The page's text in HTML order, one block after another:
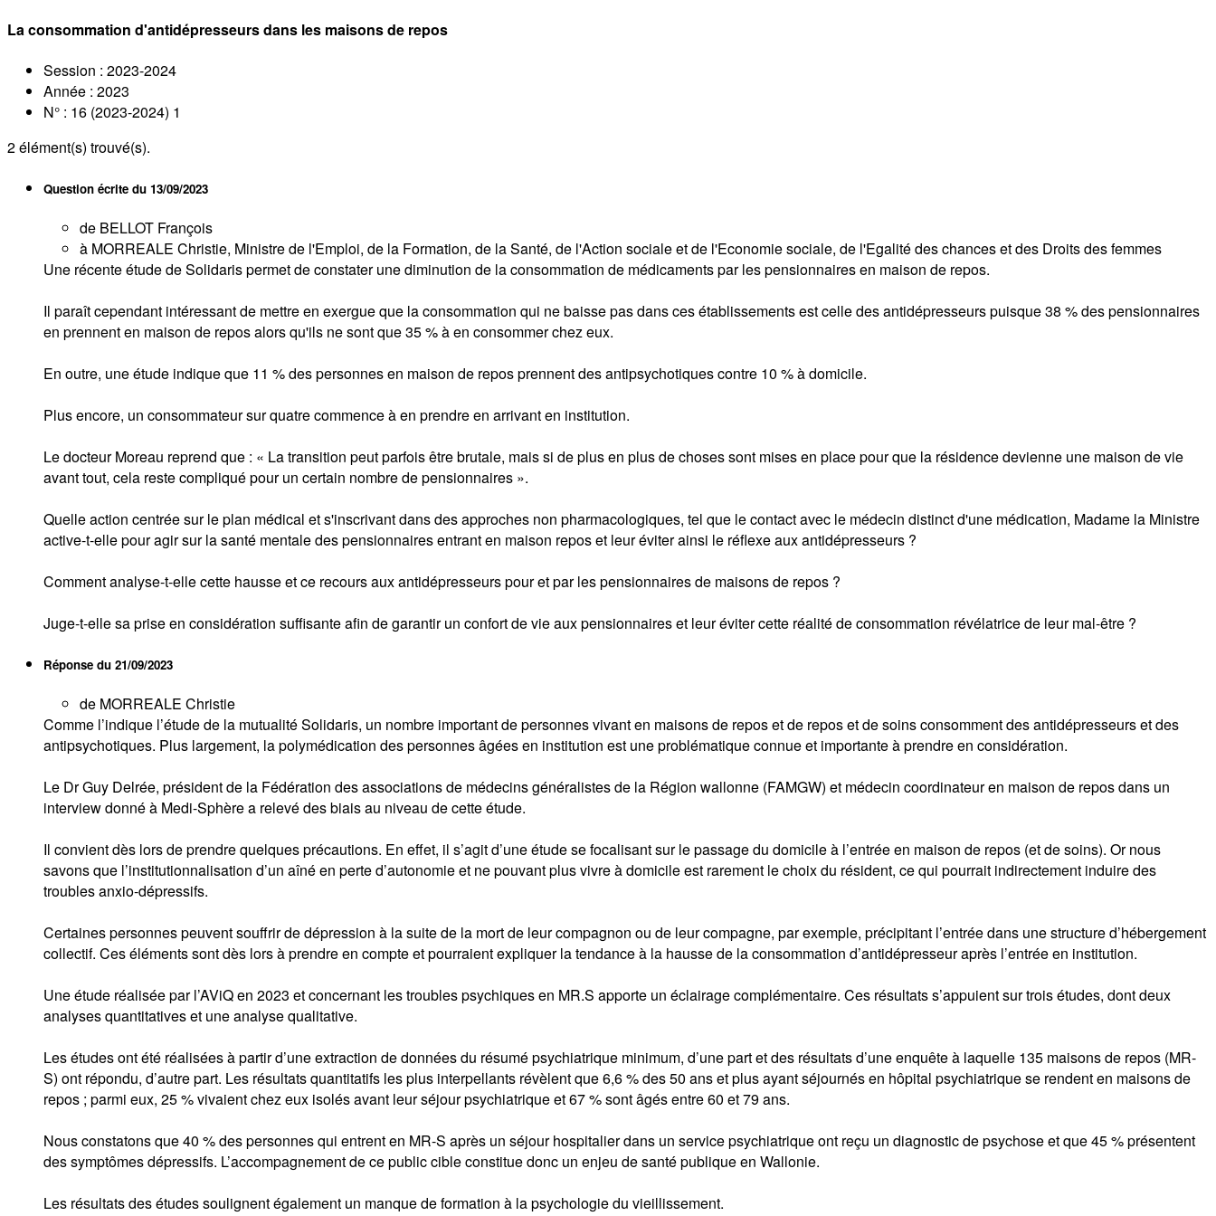
La consommation d'antidépresseurs dans les maisons de repos
Session : 2023-2024
Année : 2023
N° : 16 (2023-2024) 1
2élément(s) trouvé(s).
Question écrite du 13/09/2023
de BELLOT François
à MORREALE Christie, Ministre de l'Emploi, de la Formation, de la Santé, de l'Action sociale et de l'Economie sociale, de l'Egalité des chances et des Droits des femmes
Une récente étude de Solidaris permet de constater une diminution de la consommation de médicaments par les pensionnaires en maison de repos.
Il paraît cependant intéressant de mettre en exergue que la consommation qui ne baisse pas dans ces établissements est celle des antidépresseurs puisque 38 % des pensionnaires
en prennent en maison de repos alors qu'ils ne sont que 35 % à en consommer chez eux.
En outre, une étude indique que 11 % des personnes en maison de repos prennent des antipsychotiques contre 10 % à domicile.
Plus encore, un consommateur sur quatre commence à en prendre en arrivant en institution.
Le docteur Moreau reprend que : « La transition peut parfois être brutale, mais si de plus en plus de choses sont mises en place pour que la résidence devienne une maison de vie
avant tout, cela reste compliqué pour un certain nombre de pensionnaires ».
Quelle action centrée sur le plan médical et s'inscrivant dans des approches non pharmacologiques, tel que le contact avec le médecin distinct d'une médication, Madame la Ministre
active-t-elle pour agir sur la santé mentale des pensionnaires entrant en maison repos et leur éviter ainsi le réflexe aux antidépresseurs ?
Comment analyse-t-elle cette hausse et ce recours aux antidépresseurs pour et par les pensionnaires de maisons de repos ?
Juge-t-elle sa prise en considération suffisante afin de garantir un confort de vie aux pensionnaires et leur éviter cette réalité de consommation révélatrice de leur mal-être ?
Réponse du 21/09/2023
de MORREALE Christie
Comme l’indique l’étude de la mutualité Solidaris, un nombre important de personnes vivant en maisons de repos et de repos et de soins consomment des antidépresseurs et des
antipsychotiques. Plus largement, la polymédication des personnes âgées en institution est une problématique connue et importante à prendre en considération.
Le Dr Guy Delrée, président de la Fédération des associations de médecins généralistes de la Région wallonne (FAMGW) et médecin coordinateur en maison de repos dans un
interview donné à Medi-Sphère a relevé des biais au niveau de cette étude.
Il convient dès lors de prendre quelques précautions. En effet, il s’agit d’une étude se focalisant sur le passage du domicile à l’entrée en maison de repos (et de soins). Or nous
savons que l’institutionnalisation d’un aîné en perte d’autonomie et ne pouvant plus vivre à domicile est rarement le choix du résident, ce qui pourrait indirectement induire des
troubles anxio-dépressifs.
Certaines personnes peuvent souffrir de dépression à la suite de la mort de leur compagnon ou de leur compagne, par exemple, précipitant l’entrée dans une structure d’hébergement
collectif. Ces éléments sont dès lors à prendre en compte et pourraient expliquer la tendance à la hausse de la consommation d’antidépresseur après l’entrée en institution.
Une étude réalisée par l’AViQ en 2023 et concernant les troubles psychiques en MR.S apporte un éclairage complémentaire. Ces résultats s’appuient sur trois études, dont deux
analyses quantitatives et une analyse qualitative.
Les études ont été réalisées à partir d’une extraction de données du résumé psychiatrique minimum, d’une part et des résultats d’une enquête à laquelle 135 maisons de repos (MR-
S) ont répondu, d’autre part. Les résultats quantitatifs les plus interpellants révèlent que 6,6 % des 50 ans et plus ayant séjournés en hôpital psychiatrique se rendent en maisons de
repos ; parmi eux, 25 % vivaient chez eux isolés avant leur séjour psychiatrique et 67 % sont âgés entre 60 et 79 ans.
Nous constatons que 40 % des personnes qui entrent en MR-S après un séjour hospitalier dans un service psychiatrique ont reçu un diagnostic de psychose et que 45 % présentent
des symptômes dépressifs. L’accompagnement de ce public cible constitue donc un enjeu de santé publique en Wallonie.
Les résultats des études soulignent également un manque de formation à la psychologie du vieillissement.